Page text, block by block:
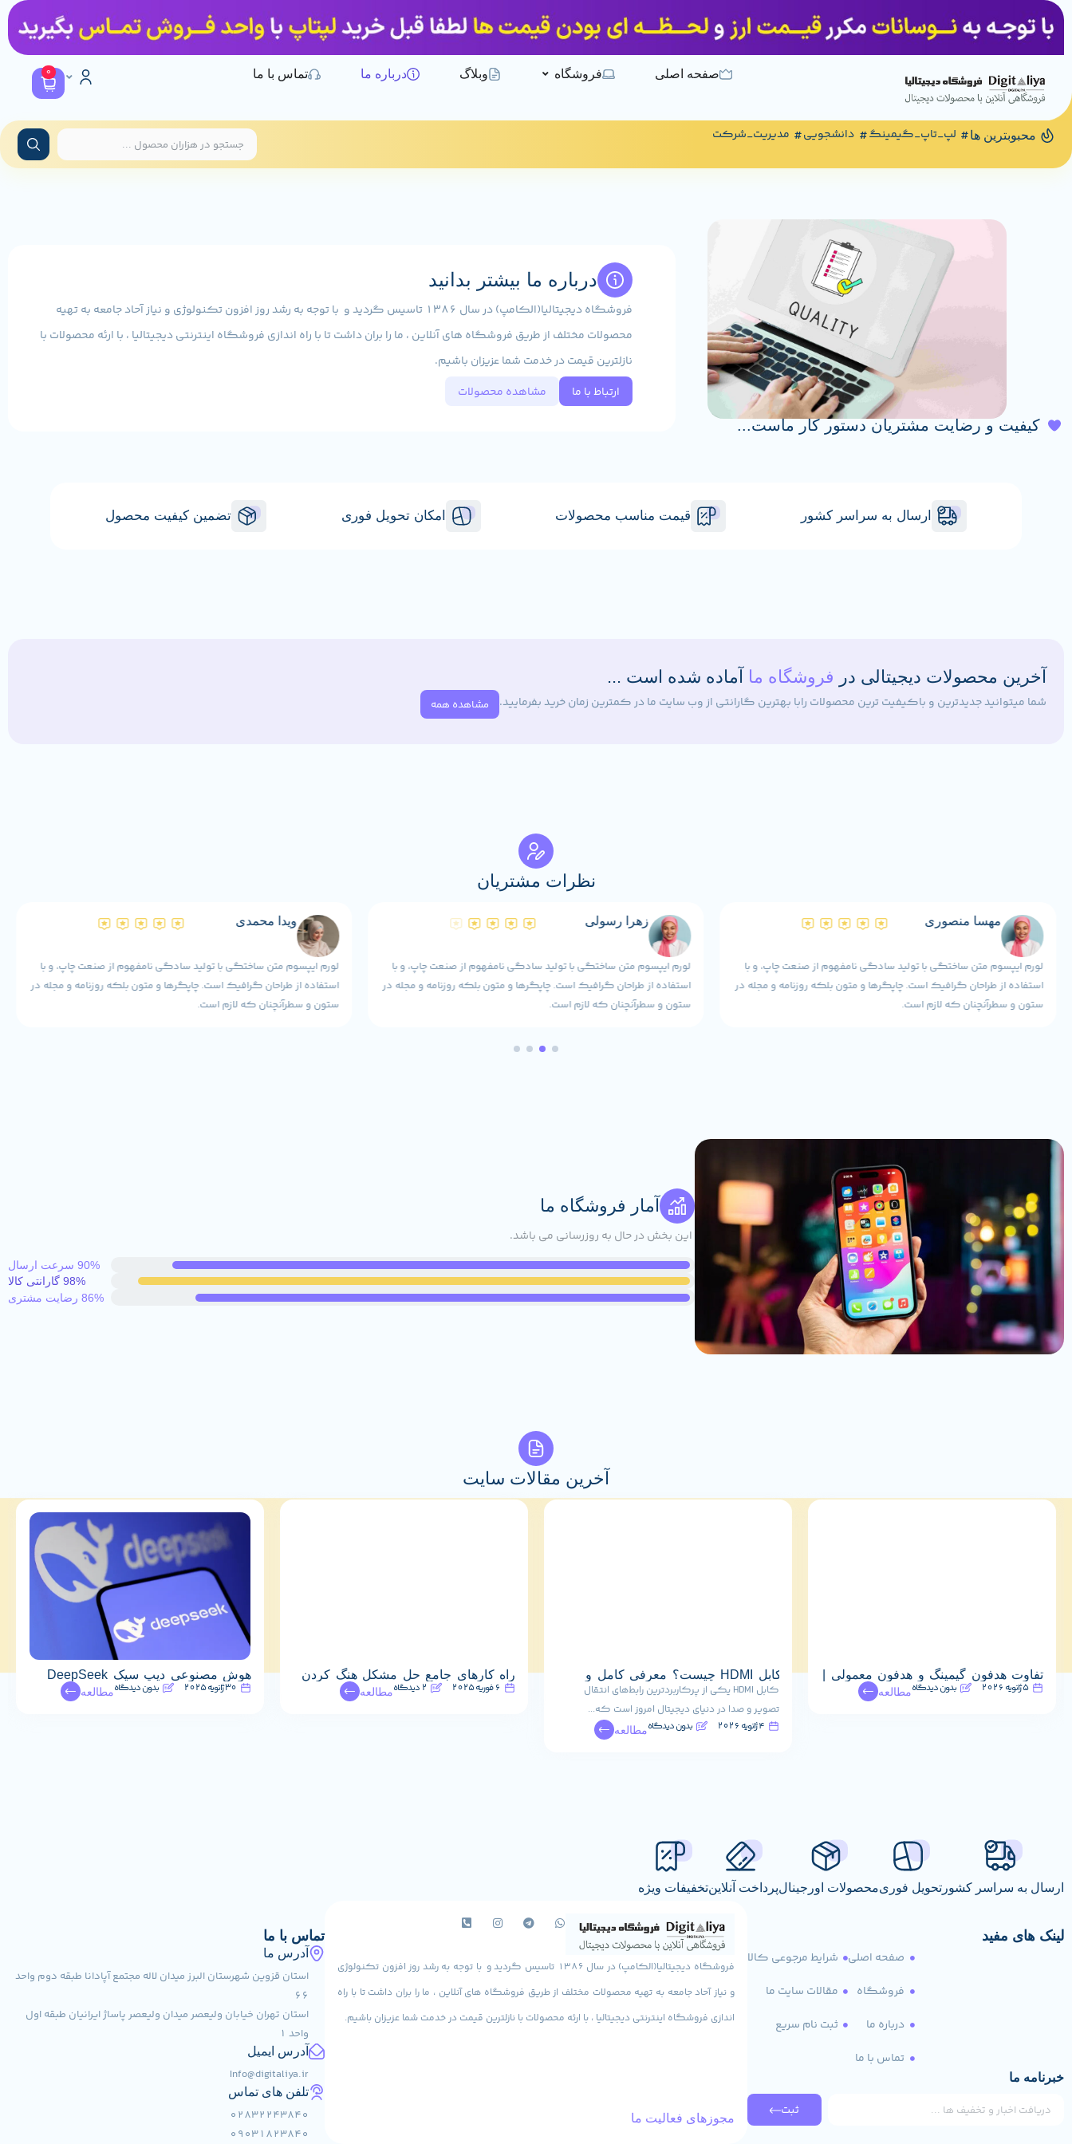
صفحه اصلی فروشگاه وبلاگ درباره ما تماس با ما 0
محبوبترین ها لپ_تاپ_گیمینگ دانشجویی مدیریت_شرکت
کیفیت و رضایت مشتریان دستور کار ماست...
درباره ما بیشتر بدانید
فروشگاه دیجیتالیا(الکامپ) در سال 1386 تاسیس گردید و با توجه به رشد روز افزون تکنولوژی و نیاز آحاد جامعه به تهیه
محصولات مختلف از طریق فروشگاه های آنلاین ، ما را بران داشت تا با راه اندازی فروشگاه اینترنتی دیجیتالیا ، با ارئه محصولات با
نازلترین قیمت در خدمت شما عزیزان باشیم.
ارتباط با ما
مشاهده محصولات
ارسال به سراسر کشور قیمت مناسب محصولات امکان تحویل فوری تضمین کیفیت محصول
آخرین محصولات دیجیتالی در فروشگاه ما آماده شده است ...
شما میتوانید جدیدترین و باکیفیت ترین محصولات رابا بهترین گارانتی از وب سایت ما در کمترین زمان خرید بفرمایید. مشاهده همه
نظرات مشتریان
مهسا منصوری
لورم ایپسوم متن ساختگی با تولید سادگی نامفهوم از صنعت چاپ، و با
استفاده از طراحان گرافیک است. چاپگرها و متون بلکه روزنامه و مجله در
ستون و سطرآنچنان که لازم است.
زهرا رسولی
لورم ایپسوم متن ساختگی با تولید سادگی نامفهوم از صنعت چاپ، و با
استفاده از طراحان گرافیک است. چاپگرها و متون بلکه روزنامه و مجله در
ستون و سطرآنچنان که لازم است.
ویدا محمدی
لورم ایپسوم متن ساختگی با تولید سادگی نامفهوم از صنعت چاپ، و با
استفاده از طراحان گرافیک است. چاپگرها و متون بلکه روزنامه و مجله در
ستون و سطرآنچنان که لازم است.
آمار فروشگاه ما
این بخش در حال به روزرسانی می باشد.
90% سرعت ارسال
98% گارانتی کالا
86% رضایت مشتری
آخرین مقالات سایت
تفاوت هدفون گیمینگ و هدفون معمولی |
کدام گزینه برای شما مناسب‌تر است؟
5 ژانویه 2026 بدون دیدگاهمطالعه
کابل HDMI چیست؟ معرفی کامل و
انواع کابل HDMIکابل HDMI یکی از پرکاربردترین رابط‌های انتقال
تصویر و صدا در دنیای دیجیتال امروز است که...
4 ژانویه 2026 بدون دیدگاهمطالعه
راه کارهای جامع حل مشکل هنگ کردن
تسکبار در ویندوز ۱۰
6 فوریه 2025 2 دیدگاه مطالعه
هوش مصنوعی دیپ سیک DeepSeek
30 ژانویه 2025 بدون دیدگاهمطالعه
ارسال به سراسر کشور تحویل فوریمحصولات اورجینالپرداخت آنلاینتخفیفات ویژه
لینک های مفید
شرایط مرجوعی کالا
مقالات سایت ما
ثبت نام سریع
صفحه اصلی
فروشگاه
درباره ما
تماس با ما
خبرنامه ما
ثبت
فروشگاه دیجیتالیا(الکامپ) در سال 1386 تاسیس گردید و با توجه به رشد روز افزون تکنولوژی
و نیاز آحاد جامعه به تهیه محصولات مختلف از طریق فروشگاه های آنلاین ، ما را بران داشت تا با راه
اندازی فروشگاه اینترنتی دیجیتالیا ، با ارئه محصولات با نازلترین قیمت در خدمت شما عزیزان باشیم.
مجوزهای فعالیت ما
تماس با ما
آدرس ما
استان قزوین شهرستان البرز میدان لاله مجتمع آپادانا طبقه دوم واحد
66
استان تهران خیابان ولیعصر میدان ولیعصر پاساژ ایرانیان طبقه اول
واحد 1
آدرس ایمیل
Info@digitaliya.ir
تلفن های تماس
02832243840
09031823840